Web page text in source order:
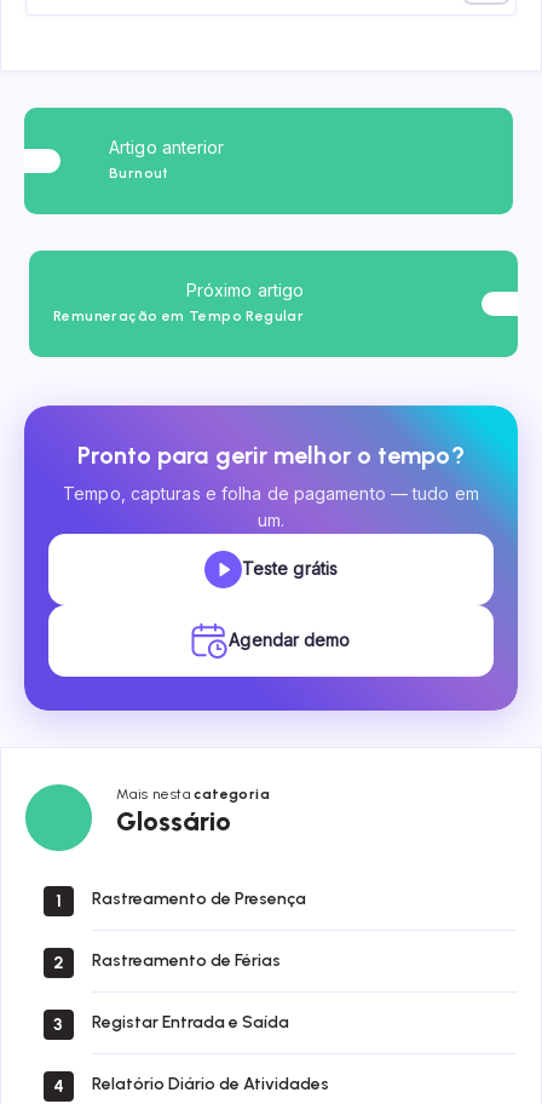
Artigo anterior
Burnout
Próximo artigo
Remuneração em Tempo Regular
Pronto para gerir melhor o tempo?
Tempo, capturas e folha de pagamento — tudo em
um.
Teste grátis
Agendar demo
Mais nestacategoria
Glossário
Glossário
1 Rastreamento de Presença
2 Rastreamento de Férias
3 Registar Entrada e Saída
4 Relatório Diário de Atividades